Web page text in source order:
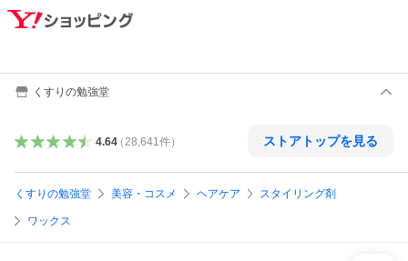
くすりの勉強堂
4.64（ 28,641件） ストアトップを見る
くすりの勉強堂 美容・コスメ ヘアケア スタイリング剤
ワックス